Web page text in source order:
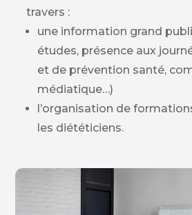
travers :
une information grand
études, présence aux
et de prévention santé,
médiatique…)
l’organisation de
les diététiciens.